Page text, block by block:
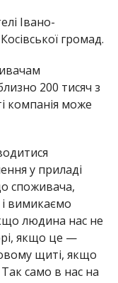
Івано-
громад.
200 тисяч з
компанія може
у приладі
споживача,
вимикаємо
людина нас не
якщо це —
щиті, якщо
само в нас на